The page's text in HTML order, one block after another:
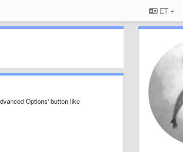
ET
Options' button like